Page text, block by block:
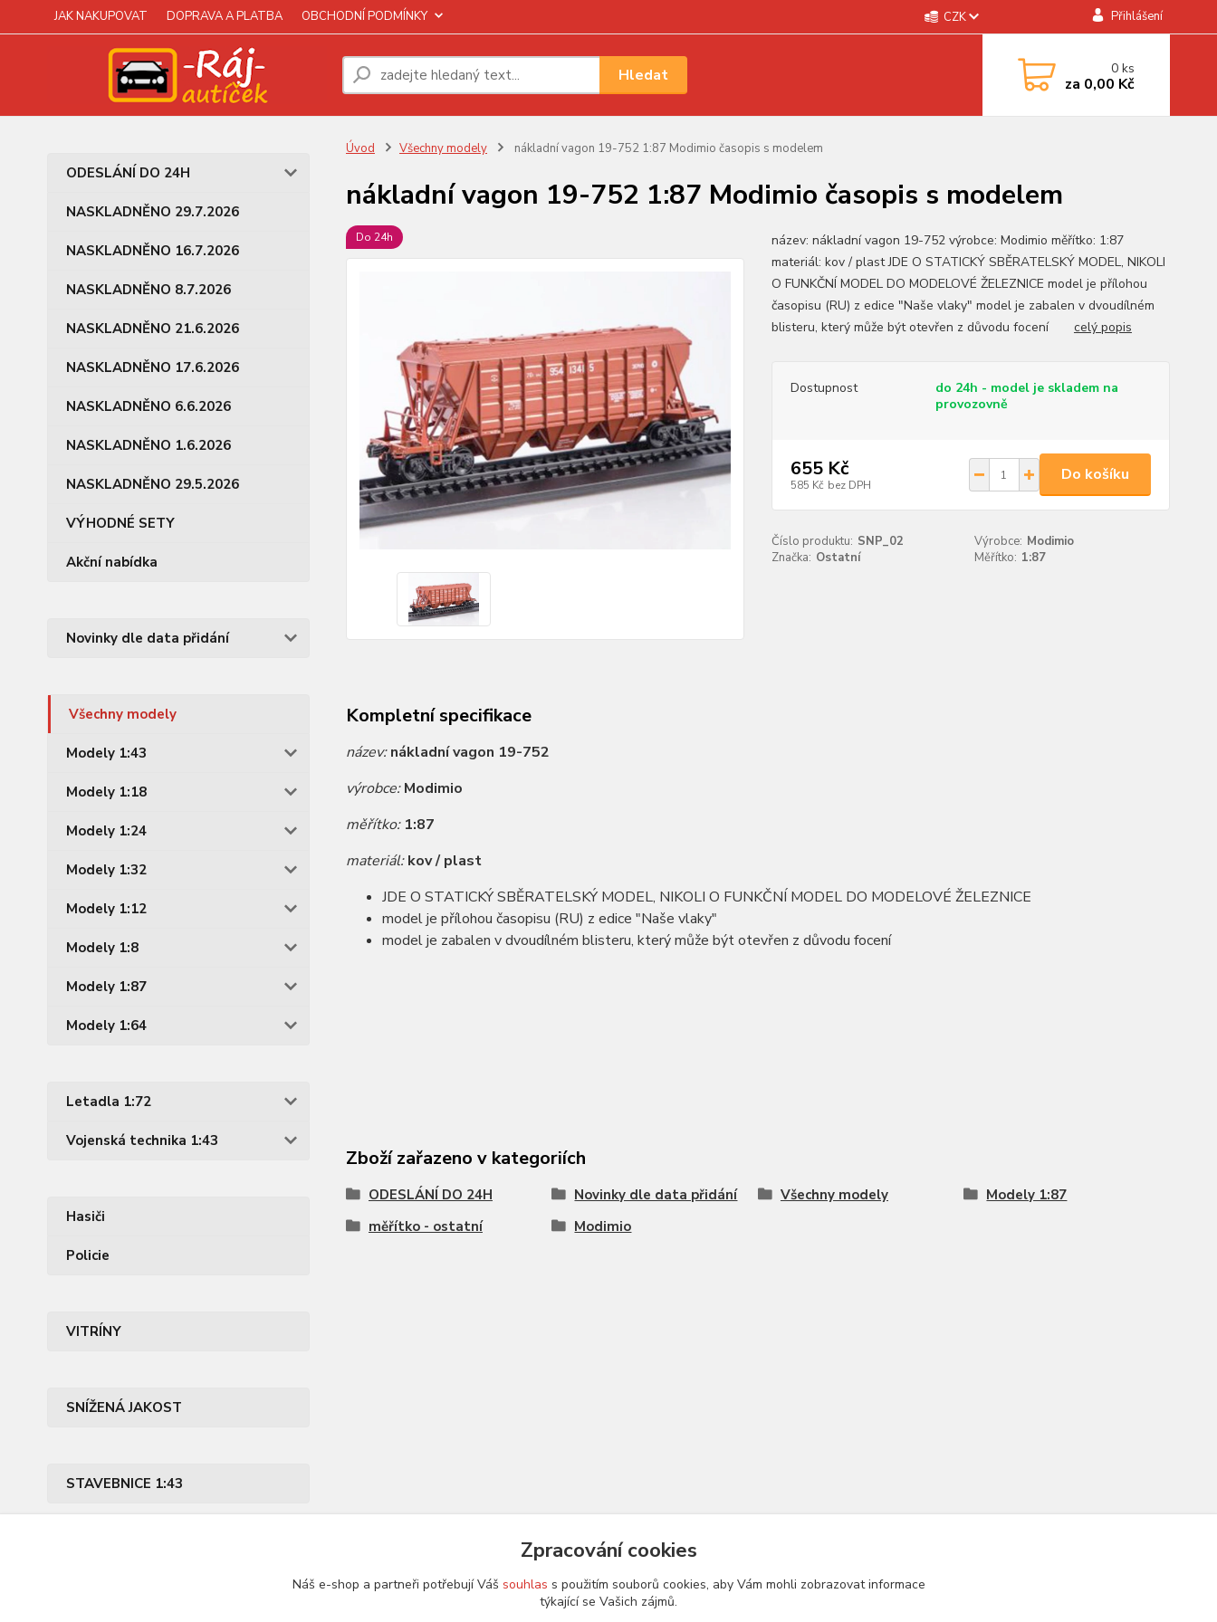
JAK NAKUPOVAT DOPRAVA A PLATBA OBCHODNÍ PODMÍNKY CZK Přihlášení
Hledat 0ks
za 0,00 Kč
ODESLÁNÍ DO 24H
NASKLADNĚNO 29.7.2026
NASKLADNĚNO 16.7.2026
NASKLADNĚNO 8.7.2026
NASKLADNĚNO 21.6.2026
NASKLADNĚNO 17.6.2026
NASKLADNĚNO 6.6.2026
NASKLADNĚNO 1.6.2026
NASKLADNĚNO 29.5.2026
VÝHODNÉ SETY
Akční nabídka
Novinky dle data přidání
Všechny modely
Modely 1:43
Modely 1:18
Modely 1:24
Modely 1:32
Modely 1:12
Modely 1:8
Modely 1:87
Modely 1:64
Letadla 1:72
Vojenská technika 1:43
Hasiči
Policie
VITRÍNY
SNÍŽENÁ JAKOST
STAVEBNICE 1:43
Úvod Všechny modely nákladní vagon 19-752 1:87 Modimio časopis s modelem
nákladní vagon 19-752 1:87 Modimio časopis s modelem
Do 24h
název: nákladní vagon 19-752 výrobce: Modimio měřítko: 1:87
materiál: kov / plast JDE O STATICKÝ SBĚRATELSKÝ MODEL, NIKOLI
O FUNKČNÍ MODEL DO MODELOVÉ ŽELEZNICE model je přílohou
časopisu (RU) z edice "Naše vlaky" model je zabalen v dvoudílném
blisteru, který může být otevřen z důvodu focení celý popis
Dostupnost
do 24h - model je skladem na
provozovně
655 Kč
585 Kč bez DPH
Do košíku
Číslo produktu: SNP_02 Výrobce: Modimio
Značka: Ostatní Měřítko: 1:87
Kompletní specifikace
název:nákladní vagon 19-752
výrobce:Modimio
měřítko: 1:87
materiál:kov / plast
JDE O STATICKÝ SBĚRATELSKÝ MODEL, NIKOLI O FUNKČNÍ MODEL DO MODELOVÉ ŽELEZNICE
model je přílohou časopisu (RU) z edice "Naše vlaky"
model je zabalen v dvoudílném blisteru, který může být otevřen z důvodu focení
Zboží zařazeno v kategoriích
ODESLÁNÍ DO 24H Novinky dle data přidání Všechny modely
Modely 1:87
měřítko - ostatní
Modimio
Zpracování cookies
Náš e-shop a partneři potřebují Váš souhlas s použitím souborů cookies, aby Vám mohli zobrazovat informace
týkající se Vašich zájmů.